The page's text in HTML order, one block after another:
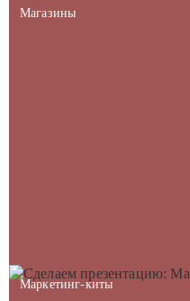
Магазины
Маркетинг-киты